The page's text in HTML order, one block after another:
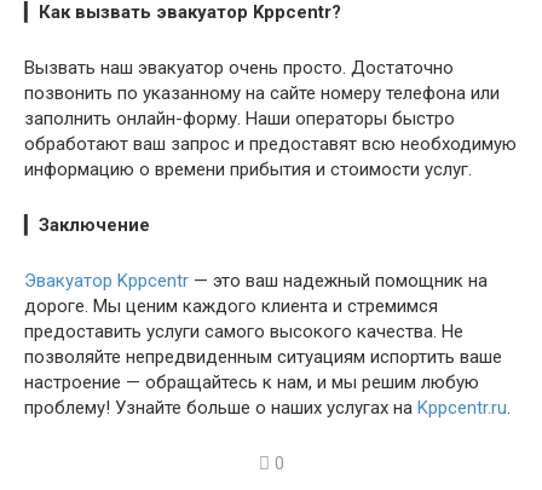
Как вызвать эвакуатор Kppcentr?
Вызвать наш эвакуатор очень просто. Достаточно
позвонить по указанному на сайте номеру телефона или
заполнить онлайн-форму. Наши операторы быстро
обработают ваш запрос и предоставят всю необходимую
информацию о времени прибытия и стоимости услуг.
Заключение
Эвакуатор Kppcentr — это ваш надежный помощник на
дороге. Мы ценим каждого клиента и стремимся
предоставить услуги самого высокого качества. Не
позволяйте непредвиденным ситуациям испортить ваше
настроение — обращайтесь к нам, и мы решим любую
проблему! Узнайте больше о наших услугах на Kppcentr.ru.
0